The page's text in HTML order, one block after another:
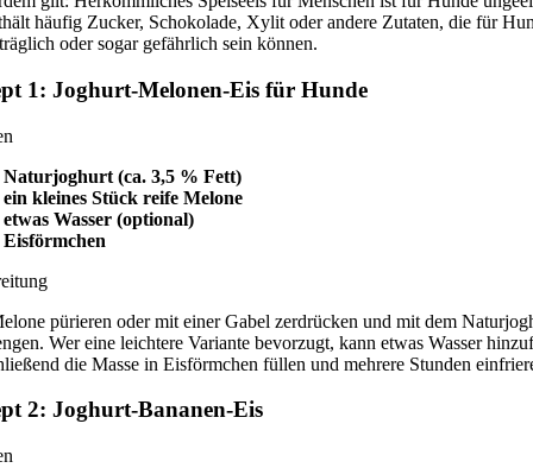
häufig Zucker, Schokolade, Xylit oder andere Zutaten, die für
oder sogar gefährlich sein können.
1: Joghurt-Melonen-Eis für Hunde
Naturjoghurt (ca. 3,5 % Fett)
ein kleines Stück reife Melone
etwas Wasser (optional)
Eisförmchen
pürieren oder mit einer Gabel zerdrücken und mit dem
Wer eine leichtere Variante bevorzugt, kann etwas Wasser
die Masse in Eisförmchen füllen und mehrere Stunden
2: Joghurt-Bananen-Eis